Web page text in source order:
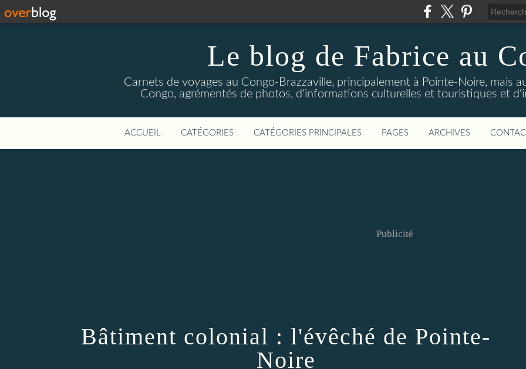
Le blog de Fabrice au
Carnets de voyages au Congo-Brazzaville, principalement à Pointe-Noire, mais
Congo, agrémentés de photos, d'informations culturelles et touristiques et
ACCUEIL CATÉGORIES CATÉGORIES PRINCIPALES PAGES ARCHIVES
Publicité
Bâtiment colonial : l'évêché de Pointe-
Noire